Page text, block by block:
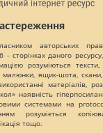
авторських
- сторінках даного
розуміються тексти,
ящик-шота, скани,
матеріалів,
наявність
системами на
розуміється
тощо.